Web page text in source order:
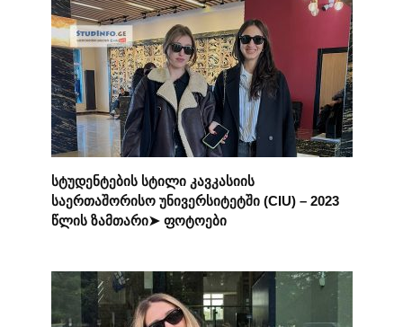
სტუდენტების სტილი კავკასიის
საერთაშორისო უნივერსიტეტში (CIU) – 2023
წლის ზამთარი➤ ფოტოები